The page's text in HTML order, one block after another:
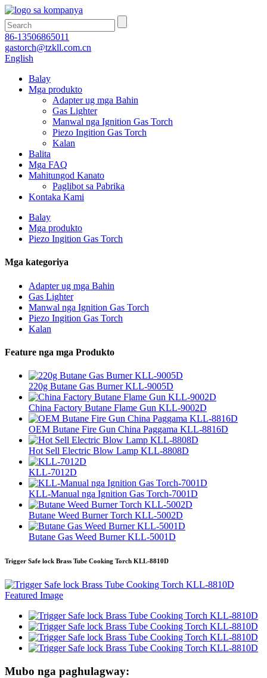
86-13506865011
gastorch@tzkll.com.cn
English
Balay
Mga produkto
Adapter ug mga Bahin
Gas Lighter
Manwal nga Ignition Gas Torch
Piezo Ingition Gas Torch
Kalan
Balita
Mga FAQ
Mahitungod Kanato
Paglibot sa Pabrika
Kontaka Kami
Balay
Mga produkto
Piezo Ingition Gas Torch
Mga kategoriya
Adapter ug mga Bahin
Gas Lighter
Manwal nga Ignition Gas Torch
Piezo Ingition Gas Torch
Kalan
Feature nga mga Produkto
220g Butane Gas Burner KLL-9005D
China Factory Butane Flame Gun KLL-9002D
OEM Butane Fire Gun China Paggama KLL-8816D
Hot Sell Electric Blow Lamp KLL-8808D
KLL-7012D
KLL-Manual nga Ignition Gas Torch-7001D
Butane Weed Burner Torch KLL-5002D
Butane Gas Weed Burner KLL-5001D
Trigger Safe lock Brass Tube Cooking Torch KLL-8810D
Mubo nga paghulagway: